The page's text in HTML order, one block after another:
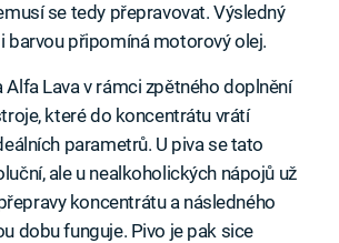
se tedy přepravovat. Výsledný
barvou připomíná motorový olej.
Alfa Lava v rámci zpětného doplnění
které do koncentrátu vrátí
parametrů. U piva se tato
ale u nealkoholických nápojů už
koncentrátu a následného
dobu funguje. Pivo je pak sice